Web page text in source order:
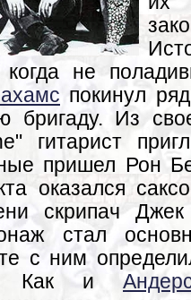
когда не
покинул
бригаду. Из
гитарист
пришел Рон
оказался
скрипач
стал
с ним
Как и